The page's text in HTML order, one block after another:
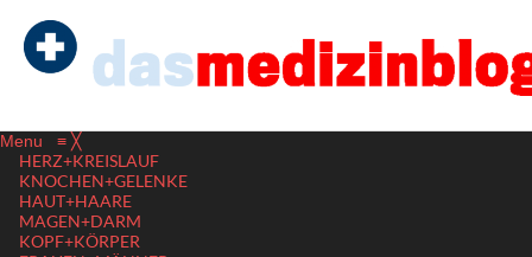
Menu ≡ ╳
HERZ+KREISLAUF
KNOCHEN+GELENKE
HAUT+HAARE
MAGEN+DARM
KOPF+KÖRPER